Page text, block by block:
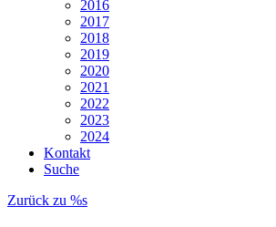
2016
2017
2018
2019
2020
2021
2022
2023
2024
Kontakt
Suche
Zurück zu %s